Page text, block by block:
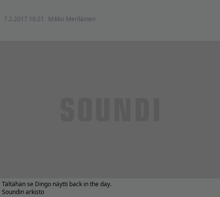
7.2.2017 16:21 Mikko Meriläinen
Tältähän se Dingo näytti back in the day.
Soundin arkisto